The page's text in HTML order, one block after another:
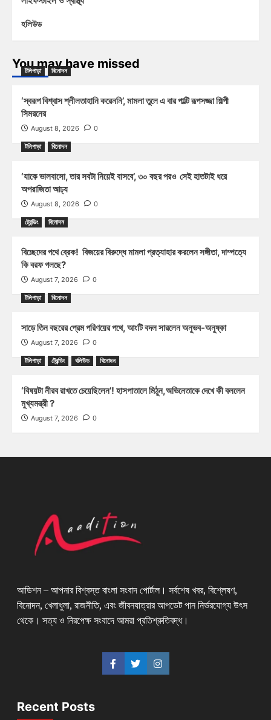
হলিউড
You may have missed
টলিপাড়া বিনোদন
‘স্বরূপ বিশ্বাস শ্লীলতাহানি করেননি’, মামলা তুলে এ বার পাল্টি রূপসজ্জা শিল্পী
সিমরনের
August 8, 2026 0
টলিপাড়া বিনোদন
‘যাকে ভালবাসো, তার সবটা নিয়েই বাসবে’, ৩০ বছর পরও সেই হাতটাই ধরে
অপরাজিতা আঢ্য
August 8, 2026 0
ট্রেন্ডিং বিনোদন
বিচ্ছেদের পথে ব্রেক! বিজয়ের বিরুদ্ধে মামলা প্রত্যাহার করলেন সঙ্গীতা, দাম্পত্যে
কি বরফ গলছে?
August 7, 2026 0
টলিপাড়া বিনোদন
সাড়ে তিন বছরের প্রেম পরিণয়ের পথে, আংটি বদল সারলেন অনুভব-অনুষ্কা
August 7, 2026 0
টলিপাড়া ট্রেন্ডিং বলিউড বিনোদন
‘বিষয়টা নীরব রাখতে চেয়েছিলেন’! হাসপাতালে মিঠুন,অভিনেতাকে দেখে কী বললেন
মুখ্যমন্ত্রী ?
August 7, 2026 0
আডিশন – আপনার বিশ্বস্ত বাংলা সংবাদ পোর্টাল। সর্বশেষ খবর, বিশ্লেষণ,
বিনোদন, খেলাধুলা, রাজনীতি, এবং জীবনযাত্রার আপডেট পান নির্ভরযোগ্য উৎস
থেকে। সত্য ও নিরপেক্ষ সংবাদে আমরা প্রতিশ্রুতিবদ্ধ।
Recent Posts